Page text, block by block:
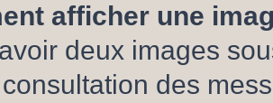
afficher une
deux images
des